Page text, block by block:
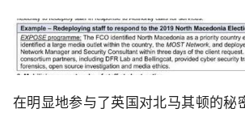
在明显地参与了英国对北马其顿的秘